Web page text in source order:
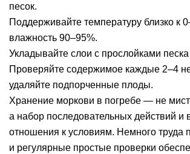
песок.
Поддерживайте температуру близко к
влажность 90–95%.
Укладывайте слои с прослойками
Проверяйте содержимое каждые 2–4
удаляйте подпорченные плоды.
Хранение моркови в погребе — не
а набор последовательных действий и
отношения к условиям. Немного труда
и регулярные простые проверки